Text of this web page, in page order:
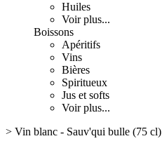
Huiles
Voir plus...
Boissons
Apéritifs
Vins
Bières
Spiritueux
Jus et softs
Voir plus...
> Vin blanc - Sauv'qui bulle (75 cl)